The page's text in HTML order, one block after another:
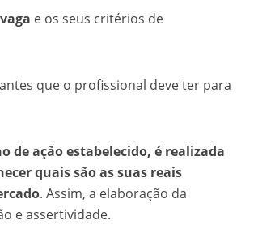
e os seus critérios de
que o profissional deve ter para
de ação estabelecido, é realizada
quais são as suas reais
. Assim, a elaboração da
e assertividade.